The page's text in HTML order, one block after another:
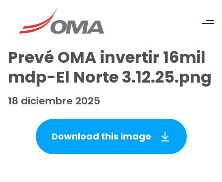
Prevé OMA invertir 16mil
mdp-El Norte 3.12.25.png
18 diciembre 2025
Download this image